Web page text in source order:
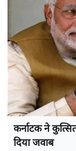
कर्नाटक ने कुत्सित
दिया जवाब